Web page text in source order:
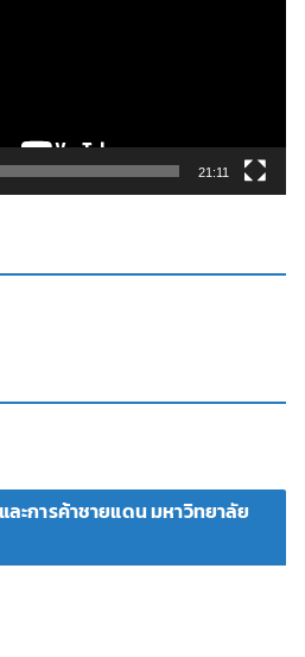
21:11
ะการค้าชายแดน มหาวิทยาลัย